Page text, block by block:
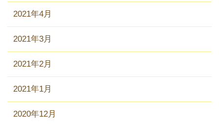
2021年4月
2021年3月
2021年2月
2021年1月
2020年12月